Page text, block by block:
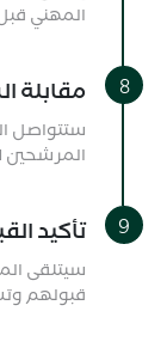
المهني قبل
مقابلة
ستتواصل
المرشحين
تأكيد
سيتلقى
قبولهم